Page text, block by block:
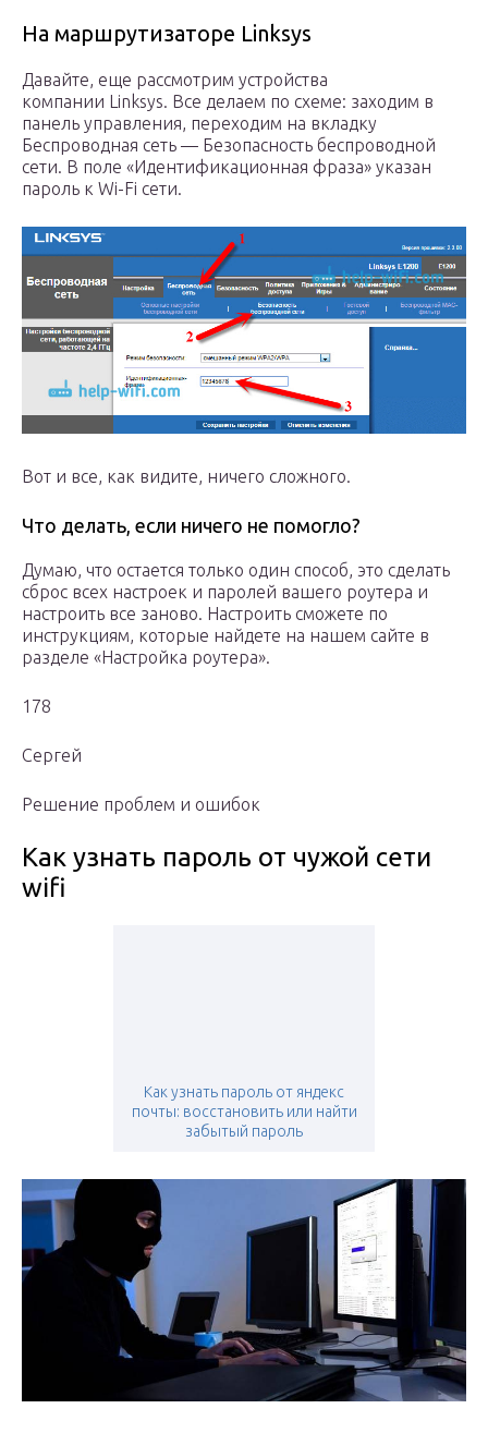
На маршрутизаторе Linksys
Давайте, еще рассмотрим устройства
компании Linksys. Все делаем по схеме: заходим в
панель управления, переходим на вкладку
Беспроводная сеть — Безопасность беспроводной
сети. В поле «Идентификационная фраза» указан
пароль к Wi-Fi сети.
Вот и все, как видите, ничего сложного.
Что делать, если ничего не помогло?
Думаю, что остается только один способ, это сделать
сброс всех настроек и паролей вашего роутера и
настроить все заново. Настроить сможете по
инструкциям, которые найдете на нашем сайте в
разделе «Настройка роутера».
178
Сергей
Решение проблем и ошибок
Как узнать пароль от чужой сети
wifi
Как узнать пароль от яндекс
почты: восстановить или найти
забытый пароль